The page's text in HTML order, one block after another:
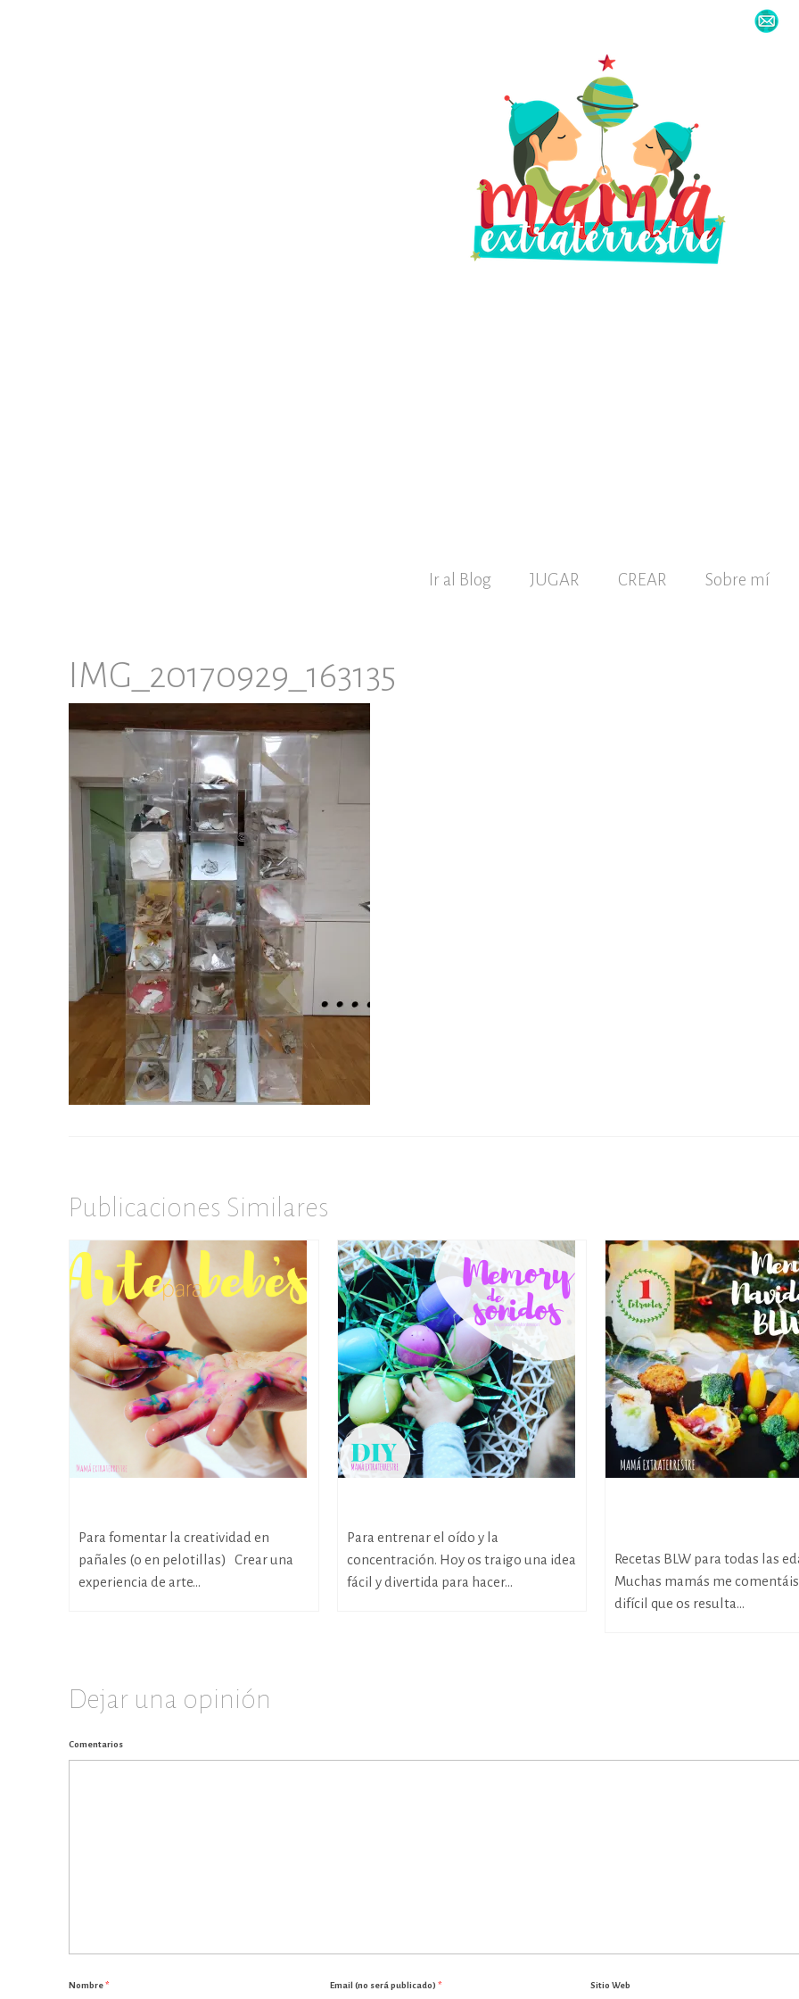
Ir al Blog JUGAR CREAR Sobre mí
IMG_20170929_163135
Publicaciones Similares
Para fomentar la creatividad en
pañales (o en pelotillas) Crear una
experiencia de arte...
Para entrenar el oído y la
concentración. Hoy os traigo una idea
fácil y divertida para hacer...
Recetas BLW para todas las
Muchas mamás me
difícil que os resulta...
Dejar una opinión
Comentarios
Nombre* Email (no será publicado) * Sitio Web